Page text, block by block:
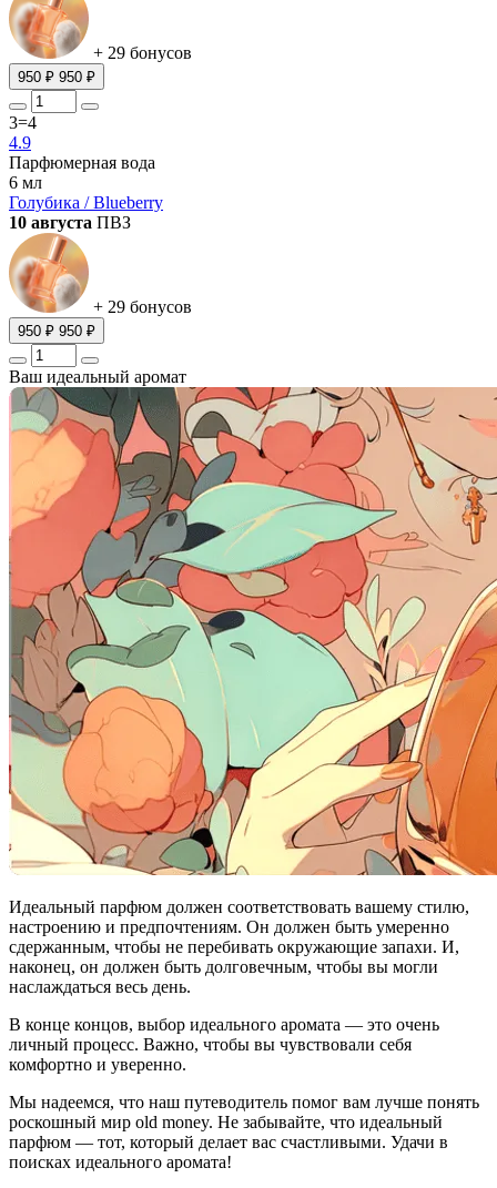
+ 29 бонусов
950 ₽ 950 ₽
3=4
4.9
Парфюмерная вода
6 мл
Голубика / Blueberry
10 августа ПВЗ
+ 29 бонусов
950 ₽ 950 ₽
Ваш идеальный аромат
Идеальный парфюм должен соответствовать вашему стилю,
настроению и предпочтениям. Он должен быть умеренно
сдержанным, чтобы не перебивать окружающие запахи. И,
наконец, он должен быть долговечным, чтобы вы могли
наслаждаться весь день.
В конце концов, выбор идеального аромата — это очень
личный процесс. Важно, чтобы вы чувствовали себя
комфортно и уверенно.
Мы надеемся, что наш путеводитель помог вам лучше понять
роскошный мир old money. Не забывайте, что идеальный
парфюм — тот, который делает вас счастливыми. Удачи в
поисках идеального аромата!